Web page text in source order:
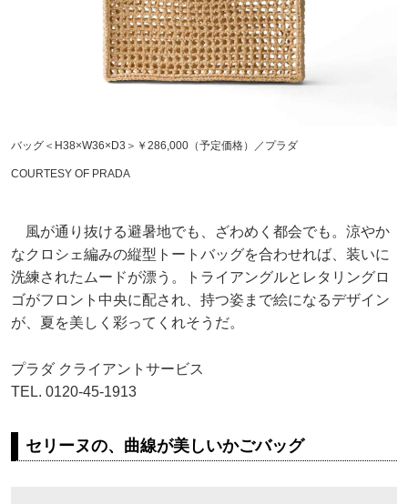
バッグ＜H38×W36×D3＞￥286,000（予定価格）／プラダ
COURTESY OF PRADA
風が通り抜ける避暑地でも、ざわめく都会でも。涼やか
なクロシェ編みの縦型トートバッグを合わせれば、装いに
洗練されたムードが漂う。トライアングルとレタリングロ
ゴがフロント中央に配され、持つ姿まで絵になるデザイン
が、夏を美しく彩ってくれそうだ。
プラダ クライアントサービス
TEL. 0120-45-1913
セリーヌの、曲線が美しいかごバッグ